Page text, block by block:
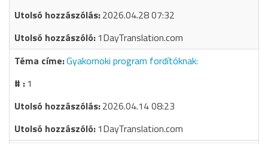
2026.04.28 07:32
1DayTranslation.com
Gyakornoki program fordítóknak:
1
2026.04.14 08:23
1DayTranslation.com